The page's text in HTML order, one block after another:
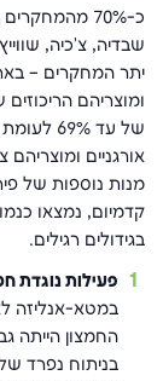
כ-70%
שבדיה, צ'כיה,
יתר המחקרים –
ומוצריהם
של עד
מנות נוספות של
בגידולים רגילים.
פעילות נוגדת
במטא-אנליזה
החמצון הייתה
בניתוח נפרד של